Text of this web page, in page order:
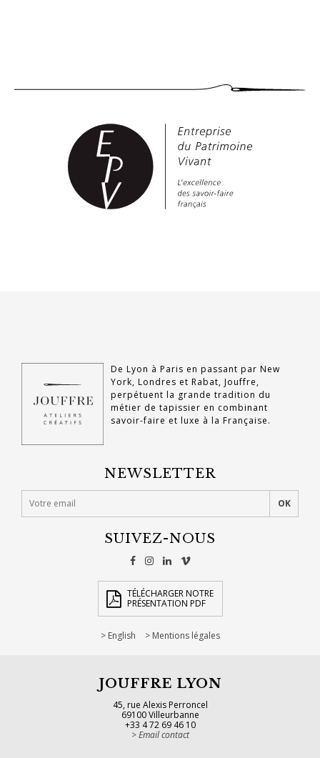
De Lyon à Paris en passant par New
York, Londres et Rabat, Jouffre,
perpétuent la grande tradition du
métier de tapissier en combinant
savoir-faire et luxe à la Française.
NEWSLETTER
SUIVEZ-NOUS
TÉLÉCHARGER NOTRE
PRÉSENTATION PDF
English Mentions légales
JOUFFRE LYON
45, rue Alexis Perroncel
69100 Villeurbanne
+33 4 72 69 46 10
Email contact